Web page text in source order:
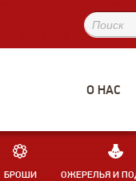
О НАС
БРОШИ ОЖЕРЕЛЬЯ И